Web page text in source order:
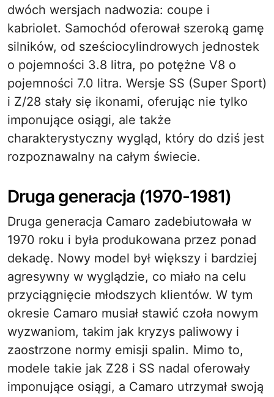
dwóch wersjach nadwozia: coupe i
kabriolet. Samochód oferował szeroką gamę
silników, od sześciocylindrowych jednostek
o pojemności 3.8 litra, po potężne V8 o
pojemności 7.0 litra. Wersje SS (Super Sport)
i Z/28 stały się ikonami, oferując nie tylko
imponujące osiągi, ale także
charakterystyczny wygląd, który do dziś jest
rozpoznawalny na całym świecie.
Druga generacja (1970-1981)
Druga generacja Camaro zadebiutowała w
1970 roku i była produkowana przez ponad
dekadę. Nowy model był większy i bardziej
agresywny w wyglądzie, co miało na celu
przyciągnięcie młodszych klientów. W tym
okresie Camaro musiał stawić czoła nowym
wyzwaniom, takim jak kryzys paliwowy i
zaostrzone normy emisji spalin. Mimo to,
modele takie jak Z28 i SS nadal oferowały
imponujące osiągi, a Camaro utrzymał swoją